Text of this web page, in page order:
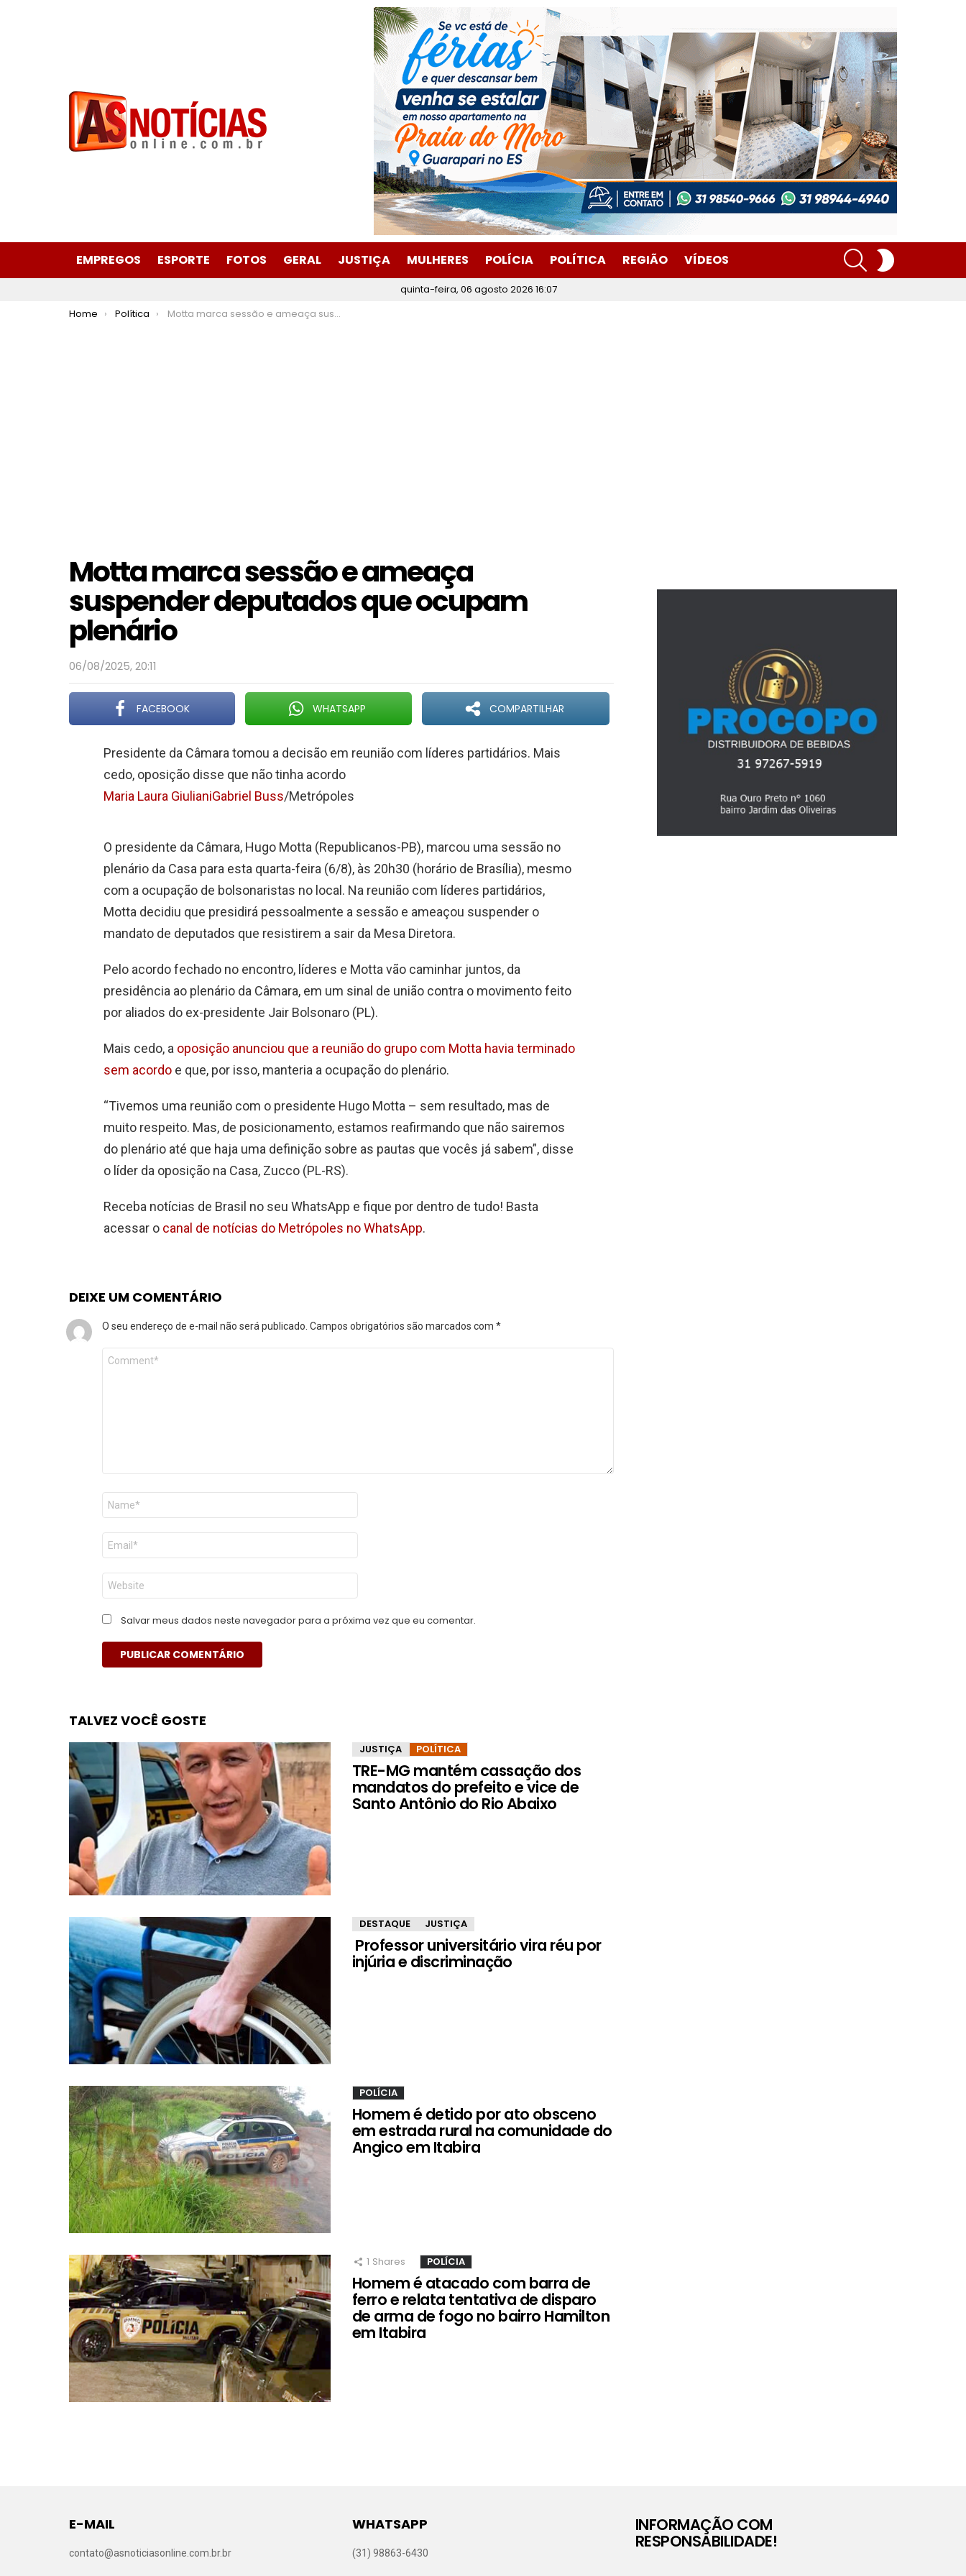
EMPREGOS ESPORTE FOTOS GERAL JUSTIÇA MULHERES POLÍCIA POLÍTICA REGIÃO VÍDEOS
SEARCH
quinta-feira, 06 agosto 2026 16:07
You are here:
Home Política Motta marca sessão e ameaça suspender deputados que ocupam plenário
Motta marca sessão e ameaça
suspender deputados que ocupam
plenário
06/08/2025, 20:11
FACEBOOK WHATSAPP COMPARTILHAR
Presidente da Câmara tomou a decisão em reunião com líderes partidários. Mais
cedo, oposição disse que não tinha acordo
Maria Laura GiulianiGabriel Buss/Metrópoles
O presidente da Câmara, Hugo Motta (Republicanos-PB), marcou uma sessão no
plenário da Casa para esta quarta-feira (6/8), às 20h30 (horário de Brasília), mesmo
com a ocupação de bolsonaristas no local. Na reunião com líderes partidários,
Motta decidiu que presidirá pessoalmente a sessão e ameaçou suspender o
mandato de deputados que resistirem a sair da Mesa Diretora.
Pelo acordo fechado no encontro, líderes e Motta vão caminhar juntos, da
presidência ao plenário da Câmara, em um sinal de união contra o movimento feito
por aliados do ex-presidente Jair Bolsonaro (PL).
Mais cedo, a oposição anunciou que a reunião do grupo com Motta havia terminado
sem acordo e que, por isso, manteria a ocupação do plenário.
“Tivemos uma reunião com o presidente Hugo Motta – sem resultado, mas de
muito respeito. Mas, de posicionamento, estamos reafirmando que não sairemos
do plenário até que haja uma definição sobre as pautas que vocês já sabem”, disse
o líder da oposição na Casa, Zucco (PL-RS).
Receba notícias de Brasil no seu WhatsApp e fique por dentro de tudo! Basta
acessar o canal de notícias do Metrópoles no WhatsApp.
DEIXE UM COMENTÁRIO
O seu endereço de e-mail não será publicado. Campos obrigatórios são marcados com *
Comentário
Nome
E-
mail
*
Site
Salvar meus dados neste navegador para a próxima vez que eu comentar.
TALVEZ VOCÊ GOSTE
JUSTIÇA POLÍTICA
TRE-MG mantém cassação dos
mandatos do prefeito e vice de
Santo Antônio do Rio Abaixo
DESTAQUE JUSTIÇA
Professor universitário vira réu por
injúria e discriminação
POLÍCIA
Homem é detido por ato obsceno
em estrada rural na comunidade do
Angico em Itabira
1 Shares POLÍCIA
Homem é atacado com barra de
ferro e relata tentativa de disparo
de arma de fogo no bairro Hamilton
em Itabira
E-MAIL
contato@asnoticiasonline.com.br.br
WHATSAPP
(31) 98863-6430
INFORMAÇÃO COM
RESPONSABILIDADE!